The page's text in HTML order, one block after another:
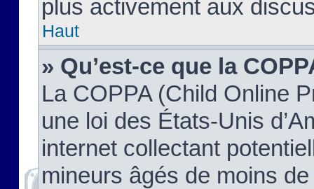
plus activement aux
Haut
» Qu’est-ce que la
La COPPA (Child Online
une loi des États-Unis
internet collectant
mineurs âgés de moins